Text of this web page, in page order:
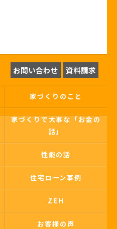
お問い合わせ 資料請求
家づくりのこと
家づくりで大事な「お金の
話」
性能の話
住宅ローン事例
ZEH
お客様の声